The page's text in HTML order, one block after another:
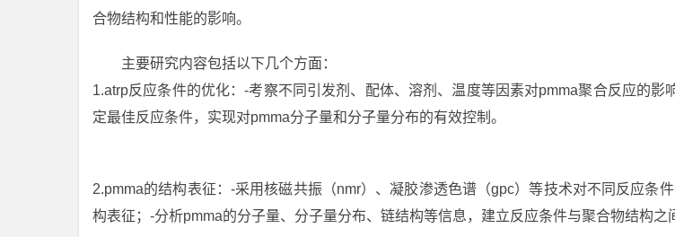
合物结构和性能的影响。
主要研究内容包括以下几个方面：
1.atrp反应条件的优化：-考察不同引发剂、配体、溶剂、温度等因素对pmma聚合反应的影
定最佳反应条件，实现对pmma分子量和分子量分布的有效控制。
2.pmma的结构表征：-采用核磁共振（nmr）、凝胶渗透色谱（gpc）等技术对不同反应条
构表征；-分析pmma的分子量、分子量分布、链结构等信息，建立反应条件与聚合物结构之